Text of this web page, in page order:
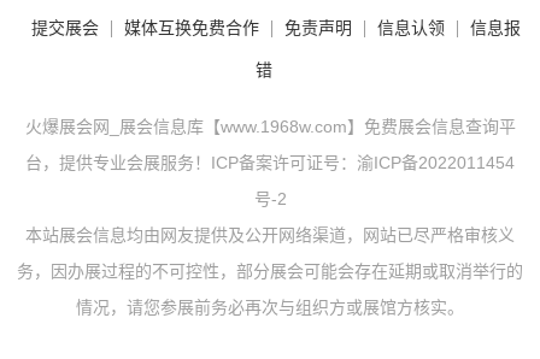
提交展会 媒体互换免费合作 免责声明 信息认领 信息报
错
火爆展会网_展会信息库【www.1968w.com】免费展会信息查询平
台，提供专业会展服务！ICP备案许可证号： 渝ICP备2022011454
号-2
本站展会信息均由网友提供及公开网络渠道，网站已尽严格审核义
务，因办展过程的不可控性，部分展会可能会存在延期或取消举行的
情况，请您参展前务必再次与组织方或展馆方核实。